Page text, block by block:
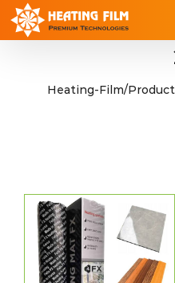
Skip
Heating-Film/